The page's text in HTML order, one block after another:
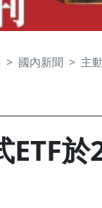
國內新聞 主
ETF